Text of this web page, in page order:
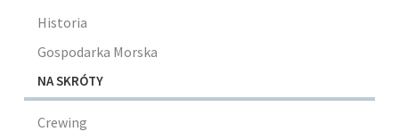
Historia
Gospodarka Morska
NA SKRÓTY
Crewing